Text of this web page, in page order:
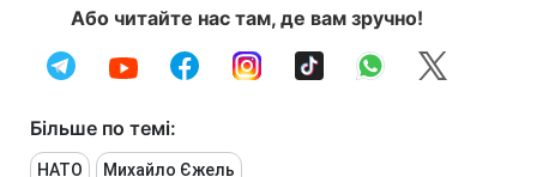
Або читайте нас там, де вам зручно!
Більше по темі:
НАТО Михайло Єжель